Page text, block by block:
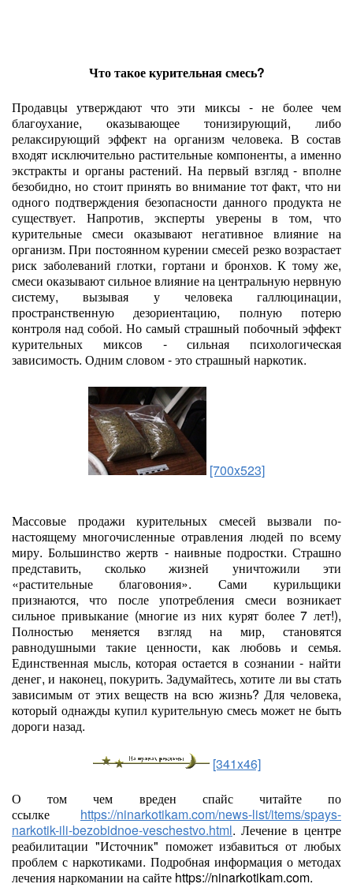
Что такое курительная смесь?
Продавцы утверждают что эти миксы - не более чем
благоухание, оказывающее тонизирующий, либо
релаксирующий эффект на организм человека. В состав
входят исключительно растительные компоненты, а именно
экстракты и органы растений. На первый взгляд - вполне
безобидно, но стоит принять во внимание тот факт, что ни
одного подтверждения безопасности данного продукта не
существует. Напротив, эксперты уверены в том, что
курительные смеси оказывают негативное влияние на
организм. При постоянном курении смесей резко возрастает
риск заболеваний глотки, гортани и бронхов. К тому же,
смеси оказывают сильное влияние на центральную нервную
систему, вызывая у человека галлюцинации,
пространственную дезориентацию, полную потерю
контроля над собой. Но самый страшный побочный эффект
курительных миксов - сильная психологическая
зависимость. Одним словом - это страшный наркотик.
[700x523]
Массовые продажи курительных смесей вызвали по-
настоящему многочисленные отравления людей по всему
миру. Большинство жертв - наивные подростки. Страшно
представить, сколько жизней уничтожили эти
«растительные благовония». Сами курильщики
признаются, что после употребления смеси возникает
сильное привыкание (многие из них курят более 7 лет!),
Полностью меняется взгляд на мир, становятся
равнодушными такие ценности, как любовь и семья.
Единственная мысль, которая остается в сознании - найти
денег, и наконец, покурить. Задумайтесь, хотите ли вы стать
зависимым от этих веществ на всю жизнь? Для человека,
который однажды купил курительную смесь может не быть
дороги назад.
[341x46]
О том чем вреден спайс читайте по
ссылке https://ninarkotikam.com/news-list/items/spays-
narkotik-ili-bezobidnoe-veschestvo.html. Лечение в центре
реабилитации "Источник" поможет избавиться от любых
проблем с наркотиками. Подробная информация о методах
лечения наркомании на сайте https://ninarkotikam.com.